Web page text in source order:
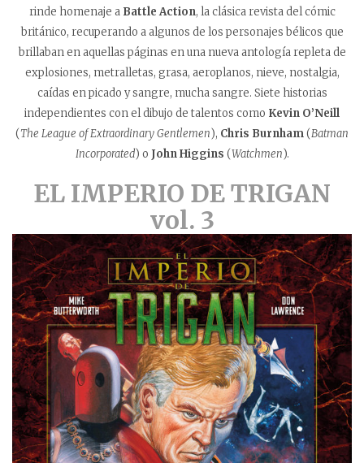
rinde homenaje a Battle Action, la clásica revista del cómic
británico, recuperando a algunos de los personajes bélicos que
brillaban en aquellas páginas en una nueva antología repleta de
explosiones, metralletas, grasa, aeroplanos, nieve, nostalgia,
caídas en picado y sangre, mucha sangre. Siete historias
independientes con el dibujo de talentos como Kevin O’Neill
(The League of Extraordinary Gentlemen), Chris Burnham(Batman
Incorporated) o John Higgins (Watchmen).
EL IMPERIO DE TRIGAN
vol. 3